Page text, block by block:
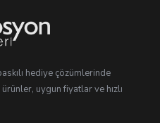
hediye çözümlerinde
uygun fiyatlar ve hızlı